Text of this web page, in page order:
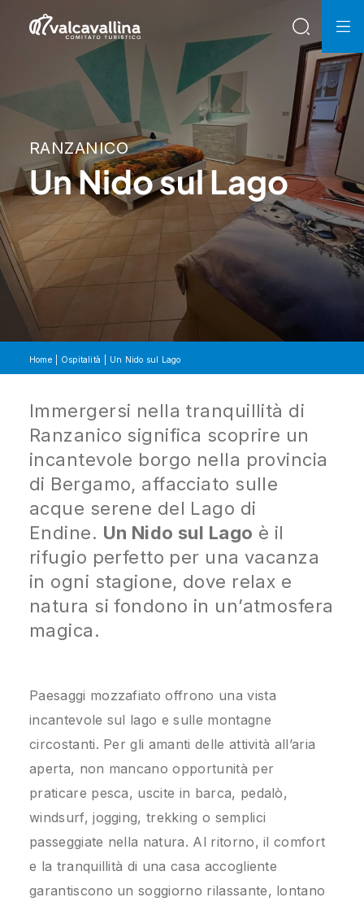
RANZANICO
Un Nido sul Lago
Home Ospitalità Un Nido sul Lago
Immergersi nella tranquillità di
Ranzanico significa scoprire un
incantevole borgo nella provincia
di Bergamo, affacciato sulle
acque serene del Lago di
Endine. Un Nido sul Lago è il
rifugio perfetto per una vacanza
in ogni stagione, dove relax e
natura si fondono in un’atmosfera
magica.
Paesaggi mozzafiato offrono una vista
incantevole sul lago e sulle montagne
circostanti. Per gli amanti delle attività all’aria
aperta, non mancano opportunità per
praticare pesca, uscite in barca, pedalò,
windsurf, jogging, trekking o semplici
passeggiate nella natura. Al ritorno, il comfort
e la tranquillità di una casa accogliente
garantiscono un soggiorno rilassante, lontano